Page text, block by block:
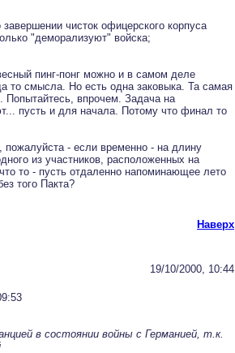
чисток офицерского корпуса
"деморализуют" войска;
пинг-понг можно и в самом деле
то смысла. Но есть одна заковыка. Та самая
Попытайтесь, впрочем. Задача на
пусть и для начала. Потому что финал то
пожалуйста - если временно - на длину
из участников, расположенных на
то - пусть отдаленно напоминающее лето
того Пакта?
Наверх
19/10/2000, 10:44
в состоянии войны с Германией, т.к.